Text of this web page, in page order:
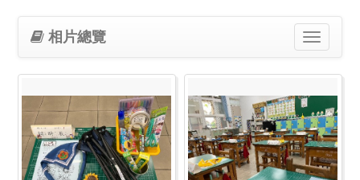
Toggle
navigation
相片總覽